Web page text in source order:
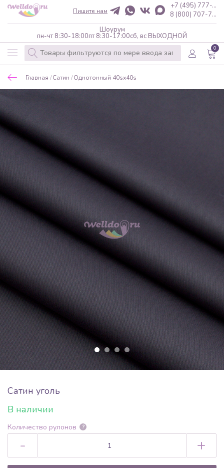
Шоурум
пн-чт 8:30-18:00пт 8:30-17:00сб, вс ВЫХОДНОЙ
+7 (495) 777-...
8 (800) 707-7...
Пишите нам
0
Главная Сатин Однотонный 40sx40s
Сатин уголь
В наличии
Количество рулонов ?
- +